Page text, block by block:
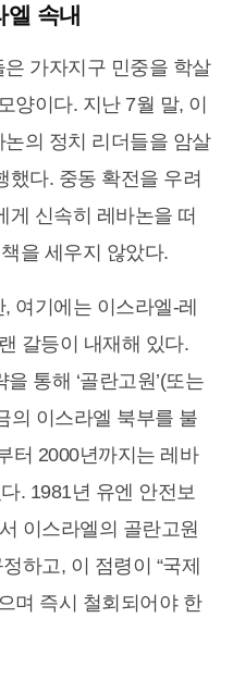
속내
가자지구 민중을 학살
양이다. 지난 7월 말, 이
의 정치 리더들을 암살
했다. 중동 확전을 우려
게 신속히 레바논을 떠
을 세우지 않았다.
여기에는 이스라엘-레
갈등이 내재해 있다.
통해 ‘골란고원’(또는
의 이스라엘 북부를 불
터 2000년까지는 레바
. 1981년 유엔 안전보
이스라엘의 골란고원
하고, 이 점령이 “국제
며 즉시 철회되어야 한